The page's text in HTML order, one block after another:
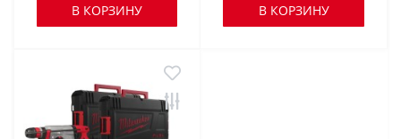
В КОРЗИНУ В КОРЗИНУ